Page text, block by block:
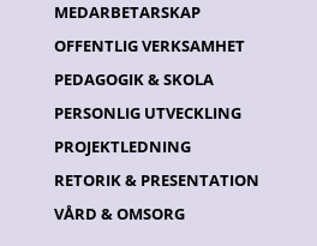
MEDARBETARSKAP
OFFENTLIG VERKSAMHET
PEDAGOGIK & SKOLA
PERSONLIG UTVECKLING
PROJEKTLEDNING
RETORIK & PRESENTATION
VÅRD & OMSORG